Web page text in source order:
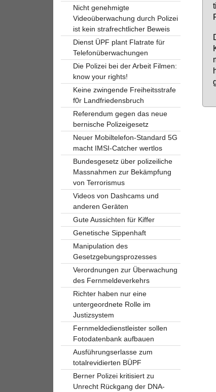
Nicht genehmigte
Videoüberwachung durch Polizei
ist kein strafrechtlicher Beweis
Dienst ÜPF plant Flatrate für
Telefonüberwachungen
Die Polizei bei der Arbeit Filmen:
know your rights!
Keine zwingende Freiheitsstrafe
f0r Landfriedensbruch
Referendum gegen das neue
bernische Polizeigesetz
Neuer Mobiltelefon-Standard 5G
macht IMSI-Catcher wertlos
Bundesgesetz über polizeiliche
Massnahmen zur Bekämpfung
von Terrorismus
Videos von Dashcams und
anderen Geräten
Gute Aussichten für Kiffer
Genetische Sippenhaft
Manipulation des
Gesetzgebungsprozesses
Verordnungen zur Überwachung
des Fernmeldeverkehrs
Richter haben nur eine
untergeordnete Rolle im
Justizsystem
Fernmeldedienstleister sollen
Fotodatenbank aufbauen
Ausführungserlasse zum
totalrevidierten BÜPF
Berner Polizei kritisiert zu
Unrecht Rückgang der DNA-